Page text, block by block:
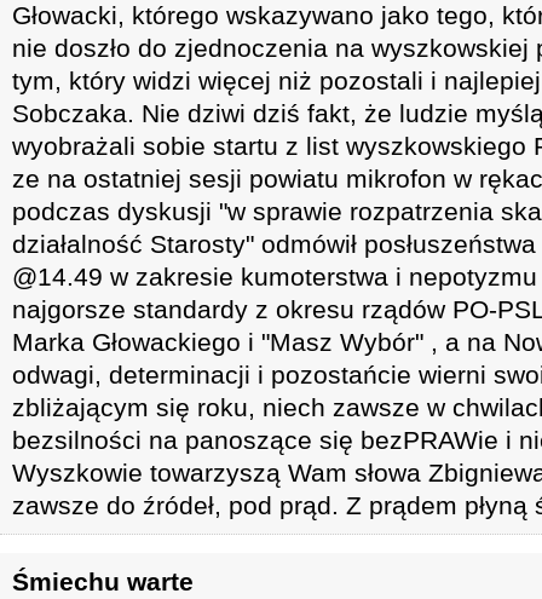
Głowacki, którego wskazywano jako tego,
nie doszło do zjednoczenia na wyszkowskiej
tym, który widzi więcej niż pozostali i
Sobczaka. Nie dziwi dziś fakt, że ludzie
wyobrażali sobie startu z list wyszkowskiego
ze na ostatniej sesji powiatu mikrofon w
podczas dyskusji "w sprawie rozpatrzenia
działalność Starosty" odmówił
@14.49 w zakresie kumoterstwa i nepotyzmu
najgorsze standardy z okresu rządów PO-
Marka Głowackiego i "Masz Wybór" , a na
odwagi, determinacji i pozostańcie wierni
zbliżającym się roku, niech zawsze w
bezsilności na panoszące się bezPRAWie i
Wyszkowie towarzyszą Wam słowa
zawsze do źródeł, pod prąd. Z prądem płyną
Śmiechu warte